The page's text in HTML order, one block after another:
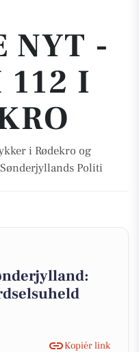
NYT -
112 I
i Rødekro og
Politi
Kopiér link